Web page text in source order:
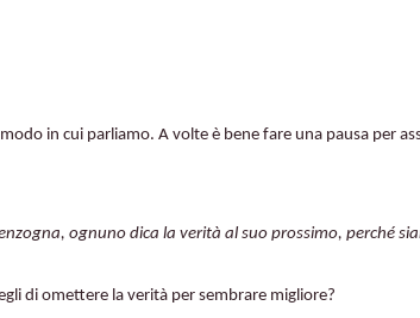
in cui parliamo. A volte è bene fare una pausa per
ognuno dica la verità al suo prossimo, perché
di omettere la verità per sembrare migliore?